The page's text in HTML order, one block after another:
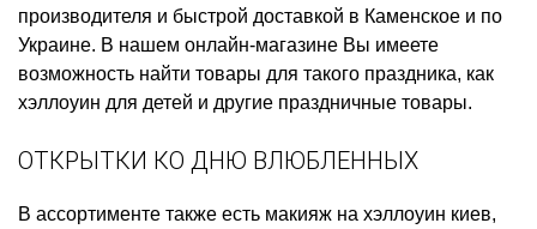
производителя и быстрой доставкой в Каменское и по
Украине. В нашем онлайн-магазине Вы имеете
возможность найти товары для такого праздника, как
хэллоуин для детей и другие праздничные товары.
ОТКРЫТКИ КО ДНЮ ВЛЮБЛЕННЫХ
В ассортименте также есть макияж на хэллоуин киев,